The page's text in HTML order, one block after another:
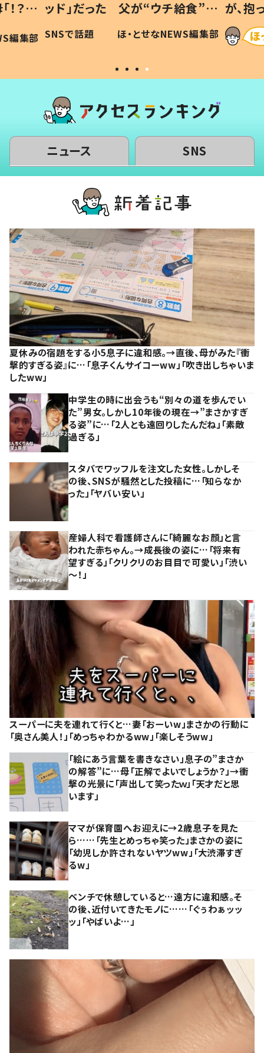
？」
編集部
ッド」だった 父が“ウチ給食”を
作り続ける理由とは #令和の親
#令和の子
SNSで話題 ほ・とせなNEWS編集部
が、
「涙が
い」
ニュース SNS
夏休みの宿題をする小5息子に違和感。→直後、母がみた『衝
撃的すぎる姿』に…「息子くんサイコーww」「吹き出しちゃいま
したww」
中学生の時に出会うも“別々の道を歩んでい
た”男女。しかし10年後の現在→”まさかすぎ
る姿”に…「2人とも遠回りしたんだね」「素敵
過ぎる」
スタバでワッフルを注文した女性。しかしそ
の後、SNSが騒然とした投稿に…「知らなか
った」「ヤバい安い」
産婦人科で看護師さんに「綺麗なお顔」と言
われた赤ちゃん。→成長後の姿に…「将来有
望すぎる」「クリクリのお目目で可愛い」「渋い
～！」
スーパーに夫を連れて行くと…妻「おーいw」まさかの行動に
「奥さん美人！」「めっちゃわかるww」「楽しそうww」
「絵にあう言葉を書きなさい」息子の”まさか
の解答”に…母「正解でよいでしょうか？」→衝
撃の光景に「声出して笑ったｗ」「天才だと思
います」
ママが保育園へお迎えに→2歳息子を見た
ら……「先生とめっちゃ笑った」まさかの姿に
「幼児しか許されないヤツww」「大渋滞すぎ
るw」
ベンチで休憩していると…遠方に違和感。そ
の後、近付いてきたモノに……「ぐぅわぁッッ
ッ」「やばいよ…」